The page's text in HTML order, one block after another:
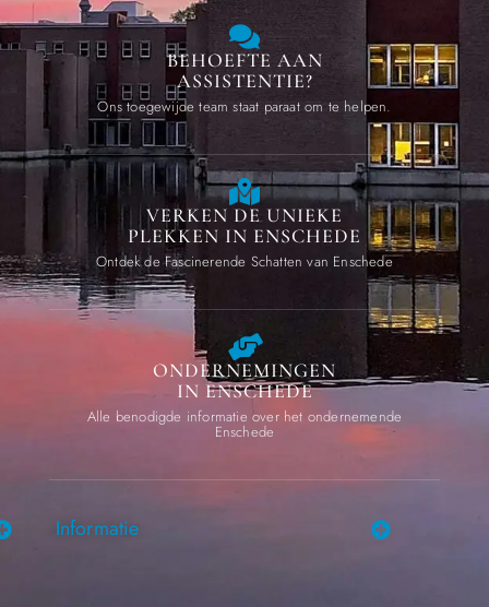
BEHOEFTE AAN
ASSISTENTIE?
Ons toegewijde team staat paraat om te helpen.
VERKEN DE UNIEKE
PLEKKEN IN ENSCHEDE
Ontdek de Fascinerende Schatten van Enschede
ONDERNEMINGEN
IN ENSCHEDE
Alle benodigde informatie over het ondernemende
Enschede
Informatie